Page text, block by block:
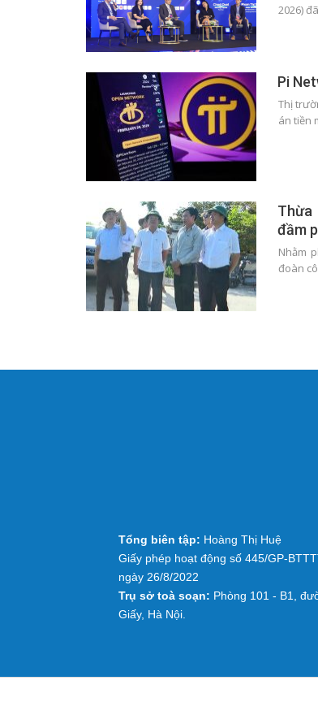
2026)
Pi
Thị
án tiền
Thừa
đầm
Nhằm
đoàn
Tổng biên tập: Hoàng Thị Huệ
Giấy phép hoạt động số 445/GP-
ngày 26/8/2022
Trụ sở toà soạn: Phòng 101 - B1,
Giấy, Hà Nội.